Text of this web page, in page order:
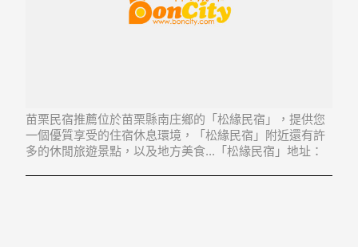
苗栗民宿推薦位於苗栗縣南庄鄉的「松緣民宿」，提供您
一個優質享受的住宿休息環境，「松緣民宿」附近還有許
多的休閒旅遊景點，以及地方美食...「松緣民宿」地址：